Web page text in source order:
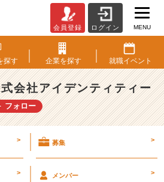
株
会員登録 ログイン MENU
探す 企業を探す 就職イベント
会社アイデンティティー
フォロー
> 募集 >
> メンバー >